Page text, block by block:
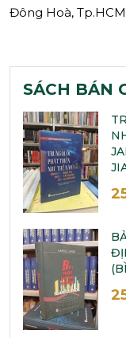
Đông Hoà,
SÁCH BÁN